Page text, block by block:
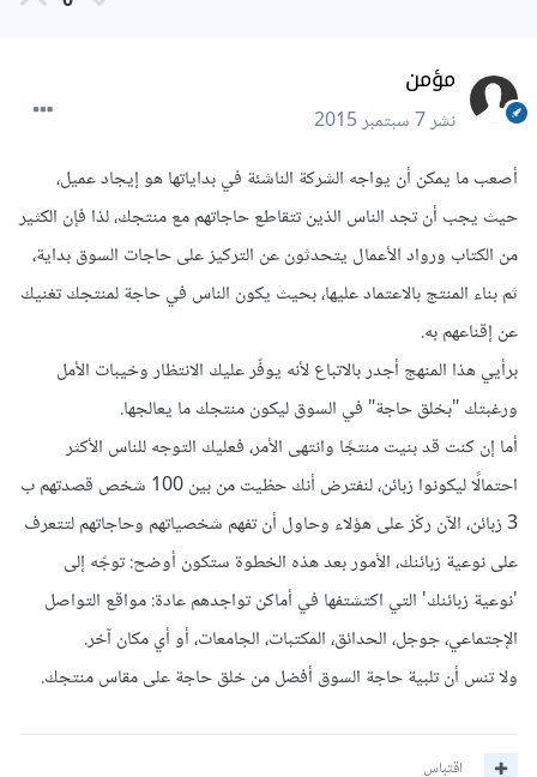
مؤمن
نشر7 سبتمبر 2015
أصعب ما يمكن أن يواجه الشركة الناشئة في بداياتها هو إيجاد عميل،
حيث يجب أن تجد الناس الذين تتقاطع حاجاتهم مع منتجك، لذا فإن الكثير
من الكتاب ورواد الأعمال يتحدثون عن التركيز على حاجات السوق بداية،
ثم بناء المنتج بالاعتماد عليها، بحيث يكون الناس في حاجة لمنتجك تغنيك
عن إقناعهم به.
برأيي هذا المنهج أجدر بالاتباع لأنه يوفّر عليك الانتظار وخيبات الأمل
ورغبتك "بخلق حاجة" في السوق ليكون منتجك ما يعالجها.
أما إن كنت قد بنيت منتجًا وانتهى الأمر، فعليك التوجه للناس الأكثر
احتمالًا ليكونوا زبائن، لنفترض أنك حظيت من بين 100 شخص قصدتهم ب
3 زبائن، الآن ركّز على هؤلاء وحاول أن تفهم شخصياتهم وحاجاتهم لتتعرف
على نوعية زبائنك، الأمور بعد هذه الخطوة ستكون أوضح: توجّه إلى
'نوعية زبائنك' التي اكتشتفها في أماكن تواجدهم عادة: مواقع التواصل
الإجتماعي، جوجل، الحدائق، المكتبات، الجامعات، أو أي مكان آخر.
ولا تنس أن تلبية حاجة السوق أفضل من خلق حاجة على مقاس منتجك.
اقتباس